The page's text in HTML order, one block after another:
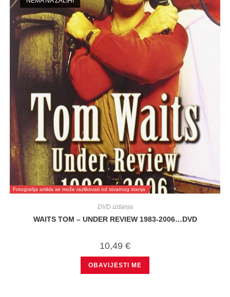
Fotografija artikla se može razlikovati od stvarnog stanja
DVD izdanja
WAITS TOM – UNDER REVIEW 1983-2006…DVD
10,49 €
OBAVIJESTI ME